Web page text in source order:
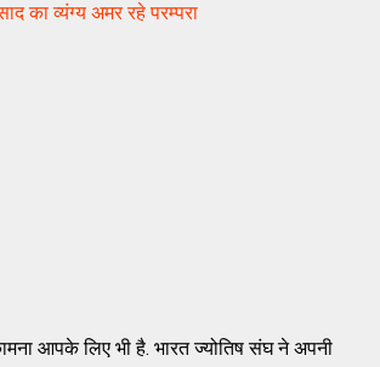
का व्यंग्य अमर रहे परम्परा
आपके लिए भी है. भारत ज्योतिष संघ ने अपनी